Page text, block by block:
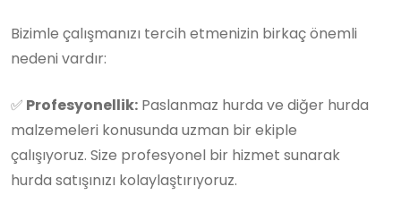
Bizimle çalışmanızı tercih etmenizin birkaç önemli
nedeni vardır:
✅ Profesyonellik: Paslanmaz hurda ve diğer hurda
malzemeleri konusunda uzman bir ekiple
çalışıyoruz. Size profesyonel bir hizmet sunarak
hurda satışınızı kolaylaştırıyoruz.